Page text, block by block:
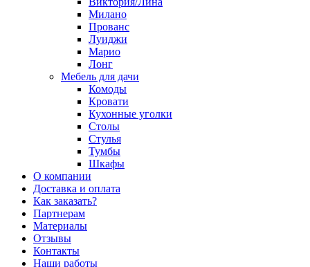
Милано
Прованс
Луиджи
Марио
Лонг
Мебель для дачи
Комоды
Кровати
Кухонные уголки
Столы
Стулья
Тумбы
Шкафы
О компании
Доставка и оплата
Как заказать?
Партнерам
Материалы
Отзывы
Контакты
Наши работы